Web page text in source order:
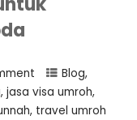
Blog,
, jasa visa umroh,
, travel umroh